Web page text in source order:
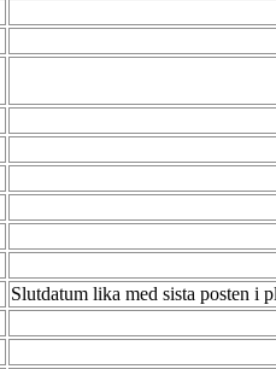
Slutdatum lika med sista posten i